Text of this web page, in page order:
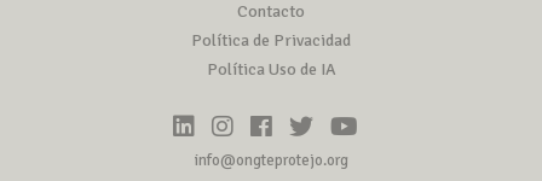
Contacto
Política de Privacidad
Política Uso de IA
info@ongteprotejo.org